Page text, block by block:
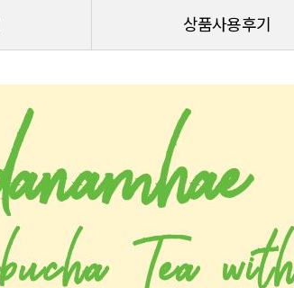
상품사용후기